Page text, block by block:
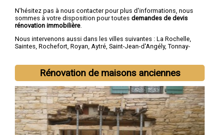
N'hésitez pas à nous contacter pour plus d'informations, nous
sommes à votre disposition pour toutes demandes de devis
rénovation immobilière
Nous intervenons aussi dans les villes suivantes : La Rochelle,
Saintes, Rochefort, Royan, Aytré, Saint-Jean-d'Angély, Tonnay-
Rénovation de maisons anciennes